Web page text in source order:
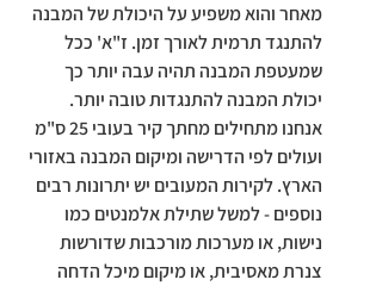
מאחר והוא משפיע על היכולת של המבנה
להתנגד תרמית לאורך זמן. ז"א' ככל
שמעטפת המבנה תהיה עבה יותר כך
יכולת המבנה להתנגדות טובה יותר.
אנחנו מתחילים מחתך קיר בעובי 25 ס"מ
ועולים לפי הדרישה ומיקום המבנה באזורי
הארץ. לקירות המעובים יש יתרונות רבים
נוספים - למשל שתילת אלמנטים כמו
נישות, או מערכות מורכבות שדורשות
צנרת מאסיבית, או מיקום מיכל הדחה